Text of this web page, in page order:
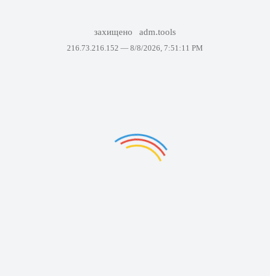
захищено adm.tools
216.73.216.152 — 8/8/2026, 7:51:11 PM